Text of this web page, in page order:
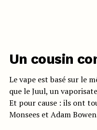
Un cousin
Le vape est basé sur le
que le Juul, un
Et pour cause : ils ont
Monsees et Adam